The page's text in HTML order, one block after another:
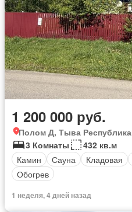
1 200 000 руб.
Полом Д, Тыва Республика
3 Комнаты
432 кв.м
Камин
Сауна Кладовая
Обогрев
1 неделя, 4 дней назад